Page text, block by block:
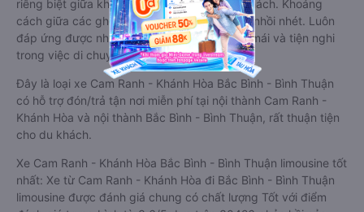
riêng biệt giữa khoang lái và khoang hành khách. Khoảng
cách giữa các ghế ngồi rất thoải mái, không nhồi nhét. Luôn
đáp ứng được nhu cầu về sang trọng, thoải mái và tiện nghi
trong việc di chuyển.
Đây là loại xe Cam Ranh - Khánh Hòa Bắc Bình - Bình Thuận
có hỗ trợ đón/trả tận nơi miễn phí tại nội thành Cam Ranh -
Khánh Hòa và nội thành Bắc Bình - Bình Thuận, rất thuận tiện
cho du khách.
Xe Cam Ranh - Khánh Hòa Bắc Bình - Bình Thuận limousine tốt
nhất: Xe từ Cam Ranh - Khánh Hòa đi Bắc Bình - Bình Thuận
limousine được đánh giá chung có chất lượng Tốt với điểm